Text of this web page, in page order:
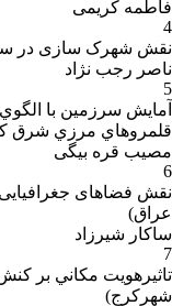
فاطمه کریمی
4
نقش شهرک سازی در
ناصر رجب نژاد
5
آمايش سرزمين با
قلمروهاي مرزي شرق
مصیب قره بیگی
6
نقش فضاهای
عراق)
ساکار شیرزاد
7
شهرکرج)